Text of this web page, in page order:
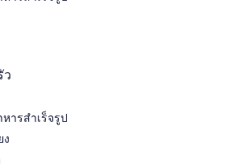
ว
ารสำเร็จรูป
ง